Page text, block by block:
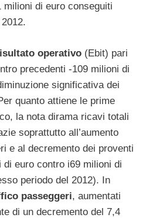
di euro conseguiti
operativo (Ebit) pari
precedenti -109 milioni di
significativa dei
quanto attiene le prime
la nota dirama ricavi totali
soprattutto all’aumento
e al decremento dei proventi
euro contro i69 milioni di
periodo del 2012). In
passeggeri, aumentati
di un decremento del 7,4